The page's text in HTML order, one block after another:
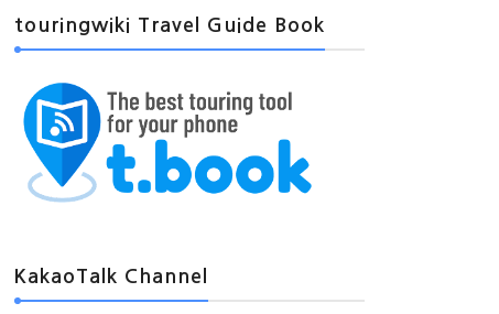
touringwiki Travel Guide Book
KakaoTalk Channel